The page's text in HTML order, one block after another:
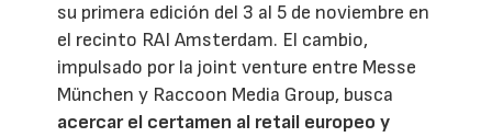
su primera edición del 3 al 5 de noviembre en
el recinto RAI Amsterdam. El cambio,
impulsado por la joint venture entre Messe
München y Raccoon Media Group, busca
acercar el certamen al retail europeo y